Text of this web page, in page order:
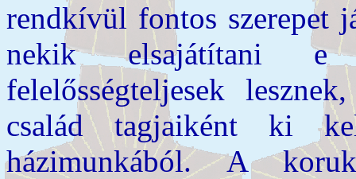
rendkívül fontos szerepet
nekik elsajátítani e
felelősségteljesek
család tagjaiként ki
házimunkából. A